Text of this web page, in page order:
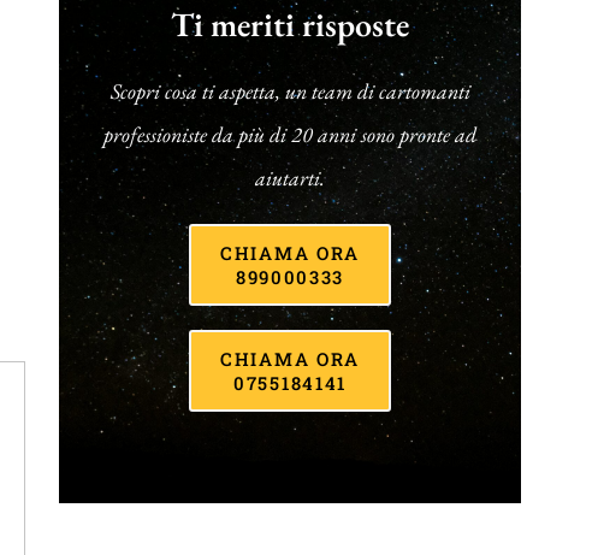
Ti meriti risposte
Scopri cosa ti aspetta, un team di cartomanti
professioniste da più di 20 anni sono pronte ad
aiutarti.
CHIAMA ORA
899000333
CHIAMA ORA
0755184141